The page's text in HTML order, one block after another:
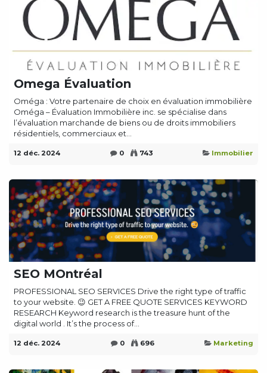
Omega Évaluation
Oméga : Votre partenaire de choix en évaluation immobilière
Oméga – Évaluation Immobilière inc. se spécialise dans
l’évaluation marchande de biens ou de droits immobiliers
résidentiels, commerciaux et...
12 déc. 2024 0 743 Immobilier
SEO MOntréal
PROFESSIONAL SEO SERVICES Drive the right type of traffic
to your website. 😉 GET A FREE QUOTE SERVICES KEYWORD
RESEARCH Keyword research is the treasure hunt of the
digital world . It’s the process of...
12 déc. 2024 0 696 Marketing